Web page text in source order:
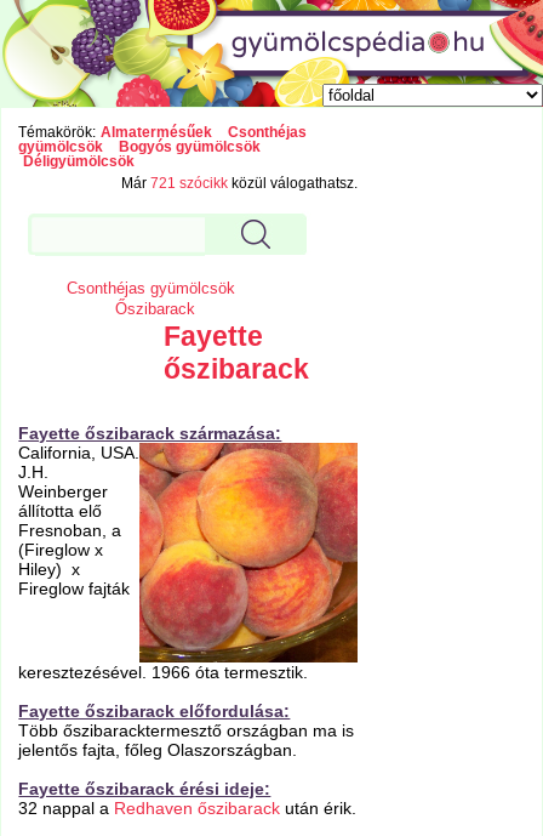
Témakörök: Almatermésűek
Csonthéjas
gyümölcsök
Bogyós gyümölcsök
Déligyümölcsök
Már721 szócikk közül válogathatsz.
Csonthéjas gyümölcsök
Őszibarack
Fayette
őszibarack
Fayette őszibarack származása:
California, USA.
J.H.
Weinberger
állította elő
Fresnoban, a
(Fireglow x
Hiley) x
Fireglow fajták
keresztezésével. 1966 óta termesztik.
Fayette őszibarack előfordulása:
Több őszibaracktermesztő országban ma is
jelentős fajta, főleg Olaszországban.
Fayette őszibarack érési ideje:
32 nappal a Redhaven őszibarack után érik.